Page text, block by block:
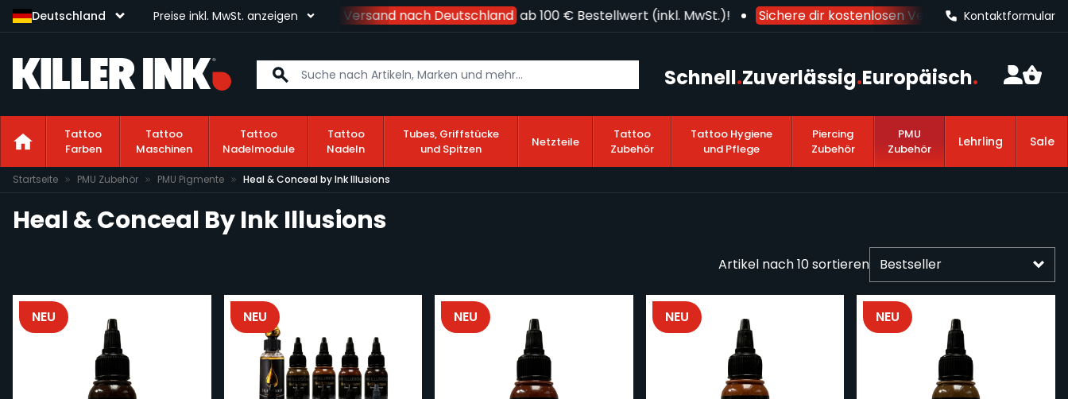
Deutschland Preise inkl. MwSt. anzeigen
Sichere dir kostenlosen Versand nach Deutschlandab 100 € Bestellwert (inkl. MwSt.)! Sichere dir kostenlosen Versand nach Deutschland
Kontaktformular
Schnell.Zuverlässig.Europäisch.
Tattoo
Farben
Tattoo
Maschinen
Tattoo
Nadelmodule
Tattoo
Nadeln
Tubes, Griffstücke
und Spitzen
Netzteile
Tattoo
Zubehör
Tattoo Hygiene
und Pflege
Piercing
Zubehör
PMU
Zubehör
Lehrling Sale
Zum Inhalt springen
Startseite PMU Zubehör PMU Pigmente Heal & Conceal by Ink Illusions
Heal & Conceal By Ink Illusions
Artikel nach10sortieren
NEU NEU NEU NEU NEU